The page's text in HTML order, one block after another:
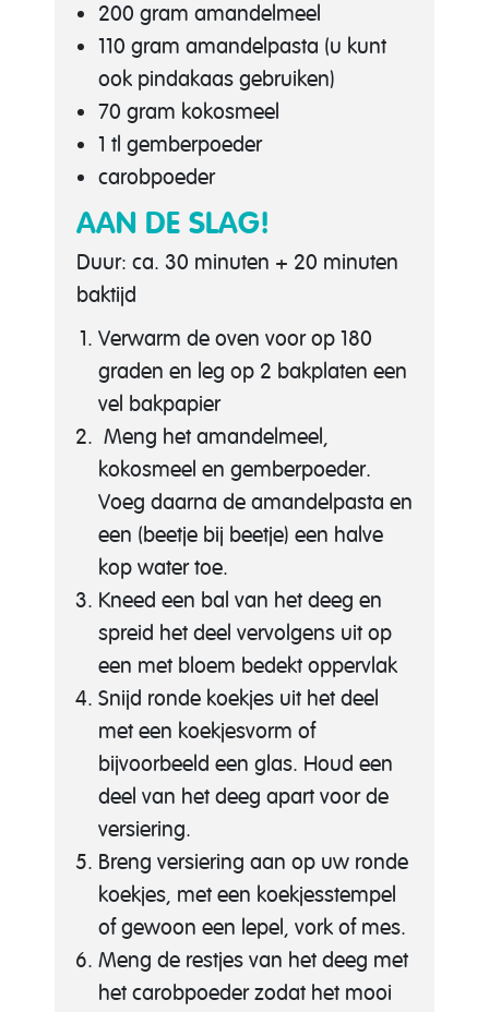
200 gram amandelmeel
110 gram amandelpasta (u kunt
ook pindakaas gebruiken)
70 gram kokosmeel
1 tl gemberpoeder
carobpoeder
AAN DE SLAG!
Duur: ca. 30 minuten + 20 minuten
baktijd
Verwarm de oven voor op 180
graden en leg op 2 bakplaten een
vel bakpapier
Meng het amandelmeel,
kokosmeel en gemberpoeder.
Voeg daarna de amandelpasta en
een (beetje bij beetje) een halve
kop water toe.
Kneed een bal van het deeg en
spreid het deel vervolgens uit op
een met bloem bedekt oppervlak
Snijd ronde koekjes uit het deel
met een koekjesvorm of
bijvoorbeeld een glas. Houd een
deel van het deeg apart voor de
versiering.
Breng versiering aan op uw ronde
koekjes, met een koekjesstempel
of gewoon een lepel, vork of mes.
Meng de restjes van het deeg met
het carobpoeder zodat het mooi